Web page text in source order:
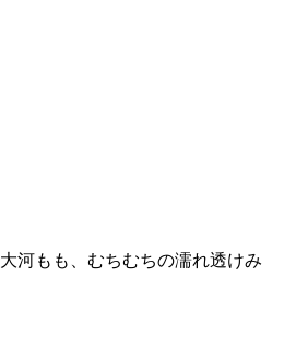
大河もも、むちむちの濡れ透けみ